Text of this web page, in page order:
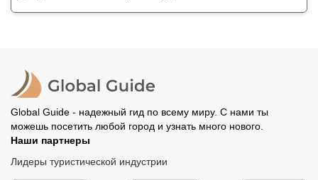
Global Guide - надежный гид по всему миру. С нами ты
можешь посетить любой город и узнать много нового.
Наши партнеры
Лидеры туристической индустрии